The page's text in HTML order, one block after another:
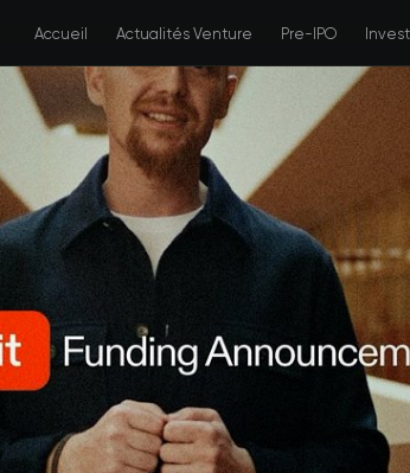
Accueil Actualités Venture Pre-IPO